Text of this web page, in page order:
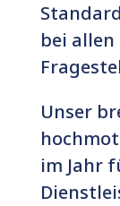
bei
Unser
im Jahr